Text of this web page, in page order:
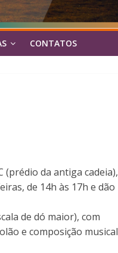
CONTATOS
da antiga cadeia),
de 14h às 17h e dão
de dó maior), com
e composição musical